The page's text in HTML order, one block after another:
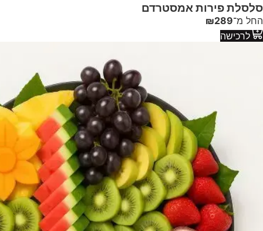
סלסלת פירות אמסטרדם
החל מ־ ₪289
לרכישה